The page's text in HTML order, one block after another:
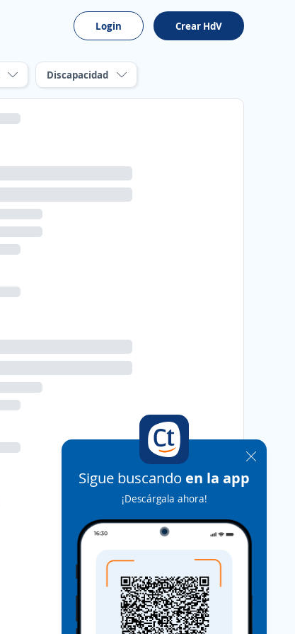
Login Crear HdV
Discapacidad
Sigue buscando en la app
¡Descárgala ahora!